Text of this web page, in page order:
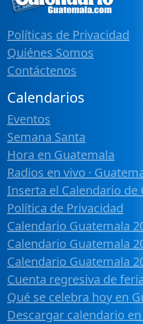
Políticas de Privacidad
Quiénes Somos
Contáctenos
Calendarios
Eventos
Semana Santa
Hora en Guatemala
Radios en vivo ·
Inserta el Calendario de
Política de Privacidad
Calendario Guatemala
Calendario Guatemala
Calendario Guatemala
Cuenta regresiva de
Qué se celebra hoy en
Descargar calendario en